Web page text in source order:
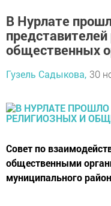
В Нурлате
общественных
Гузель Садыкова, 30
Совет по
общественными
муниципального